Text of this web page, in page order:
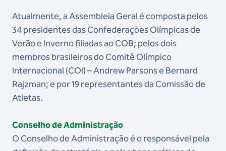
Atualmente, a Assembleia Geral é composta pelos
34 presidentes das Confederações Olímpicas de
Verão e Inverno filiadas ao COB; pelos dois
membros brasileiros do Comitê Olímpico
Internacional (COI) – Andrew Parsons e Bernard
Rajzman; e por 19 representantes da Comissão de
Atletas.
Conselho de Administração
O Conselho de Administração é o responsável pela